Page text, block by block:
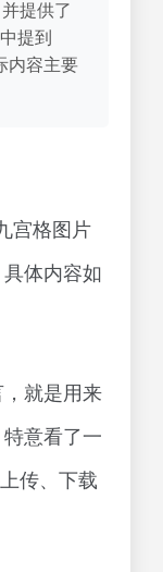
提供了
提到
内容主要
宫格图片
体内容如
就是用来
意看了一
传、下载